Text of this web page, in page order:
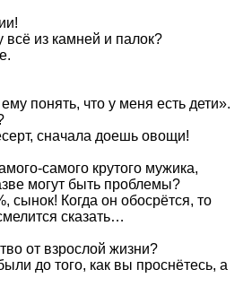
из камней и палок?
понять, что у меня есть дети».
сначала доешь овощи!
самого крутого мужика,
могут быть проблемы?
Когда он обосрётся, то
сказать…
от взрослой жизни?
до того, как вы проснётесь, а